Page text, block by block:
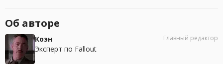
Об авторе
Коэн
Эксперт по Fallout
Главный редактор